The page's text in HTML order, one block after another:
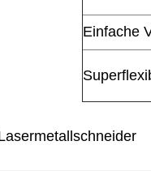
Einfache